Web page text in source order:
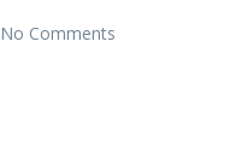
No Comments